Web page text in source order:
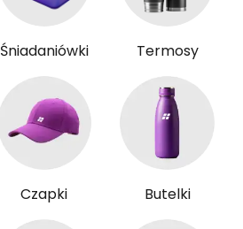
Śniadaniówki Termosy
Czapki Butelki